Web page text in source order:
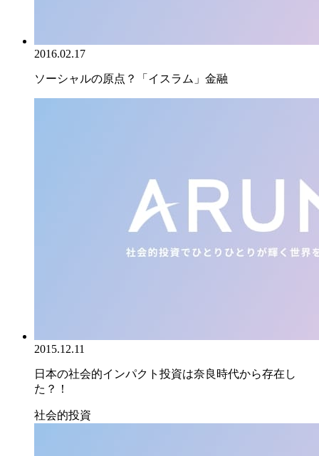
2016.02.17
ソーシャルの原点？「イスラム」金融
2015.12.11
日本の社会的インパクト投資は奈良時代から存在し
た？！
社会的投資